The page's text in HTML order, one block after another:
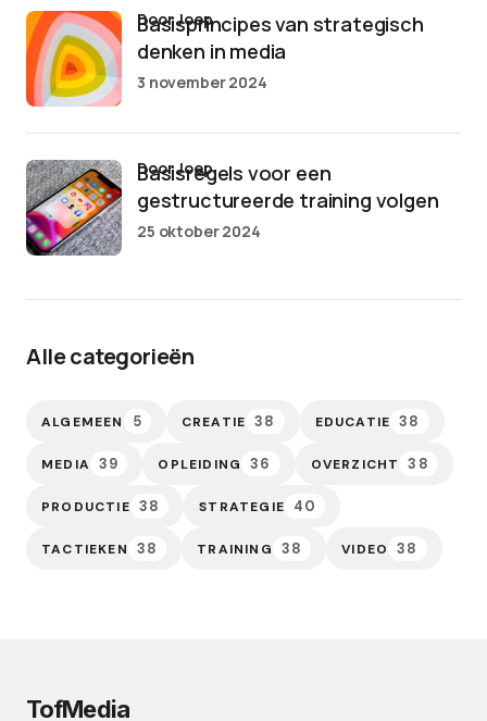
Basisprincipes van strategisch
denken in media
door Joep
3 november 2024
Basisregels voor een
gestructureerde training volgen
door Joep
25 oktober 2024
Alle categorieën
ALGEMEEN 5 CREATIE 38 EDUCATIE 38
MEDIA 39 OPLEIDING 36 OVERZICHT 38
PRODUCTIE 38 STRATEGIE 40
TACTIEKEN 38 TRAINING 38 VIDEO 38
TofMedia